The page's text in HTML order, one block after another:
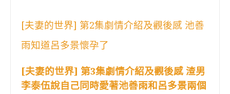
[夫妻的世界] 第2集劇情介紹及觀後感 池善
雨知道呂多景懷孕了
[夫妻的世界] 第3集劇情介紹及觀後感 渣男
李泰伍說自己同時愛著池善雨和呂多景兩個